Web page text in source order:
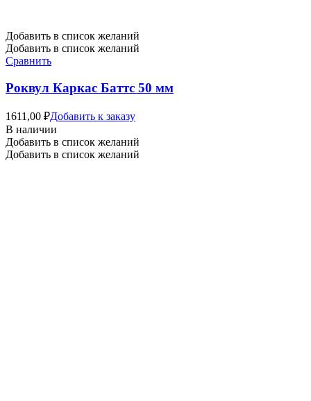
Добавить в список желаний
Добавить в список желаний
Сравнить
Роквул Каркас Баттс 50 мм
1611,00 ₽Добавить к заказу
В наличии
Добавить в список желаний
Добавить в список желаний